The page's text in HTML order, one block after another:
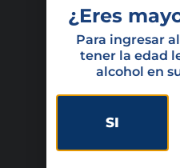
Somos una empresa
¿Eres
Para ingresar
tener la edad
alcohol en
SI